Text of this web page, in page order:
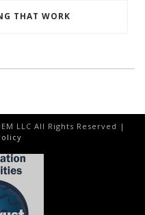
THAT WORK
LLC All Rights Reserved |